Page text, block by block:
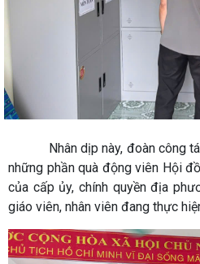
Nhân dịp này, đoàn công tác
những phần quà động viên Hội
của cấp ủy, chính quyền địa
giáo viên, nhân viên đang thực